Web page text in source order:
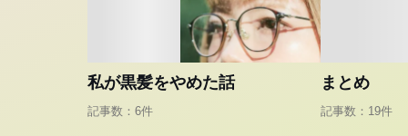
私が黒髪をやめた話
記事数：6件
まとめ
記事数：19件